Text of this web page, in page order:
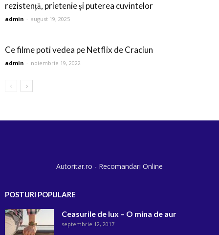
rezistență, prietenie și puterea cuvintelor
admin - august 19, 2025
Ce filme poti vedea pe Netflix de Craciun
admin - noiembrie 19, 2022
Autoritar.ro - Recomandari Online
POSTURI POPULARE
Ceasurile de lux – O mina de aur
septembrie 12, 2017